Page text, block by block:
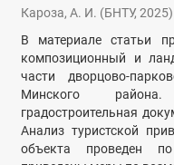
Кароза, А. И. (БНТУ,2025)
В материале статьи
композиционный и
части дворцово-
Минского
градостроительная
Анализ туристской
объекта проведен